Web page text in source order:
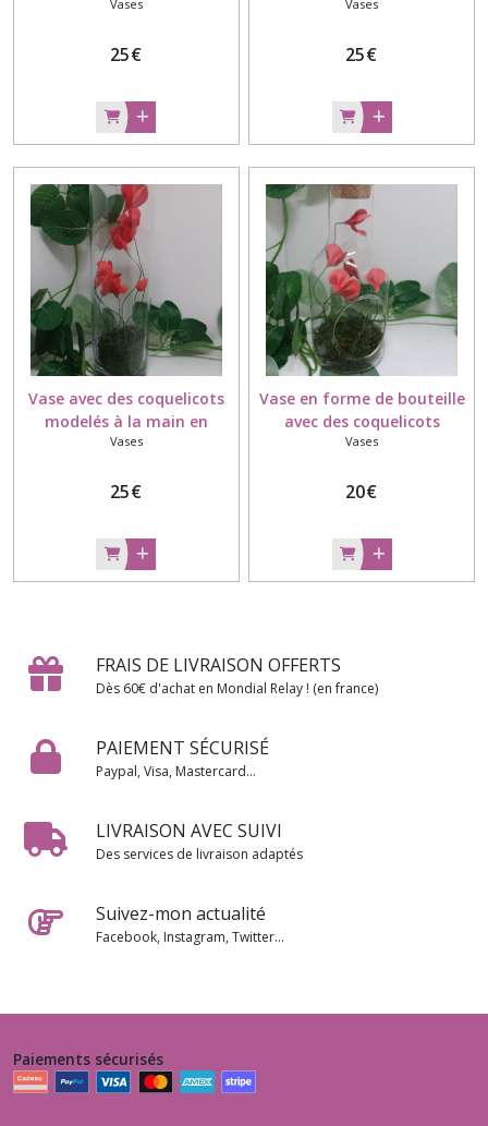
modelée à la main en
Vases
25€
modelée à la main en
Vases
25€
Vase avec des coquelicots
modelés à la main en
porcelaine froide
Vases
25€
Vase en forme de bouteille
avec des coquelicots
modelés à la main en
Vases
20€
FRAIS DE LIVRAISON OFFERTS
Dès 60€ d'achat en Mondial Relay ! (en france)
PAIEMENT SÉCURISÉ
Paypal, Visa, Mastercard...
LIVRAISON AVEC SUIVI
Des services de livraison adaptés
Suivez-mon actualité
Facebook, Instagram, Twitter...
Paiements sécurisés